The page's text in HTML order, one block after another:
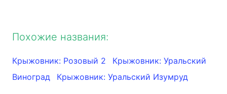
Похожие названия:
Крыжовник: Розовый 2
Крыжовник: Уральский
Виноград
Крыжовник: Уральский Изумруд